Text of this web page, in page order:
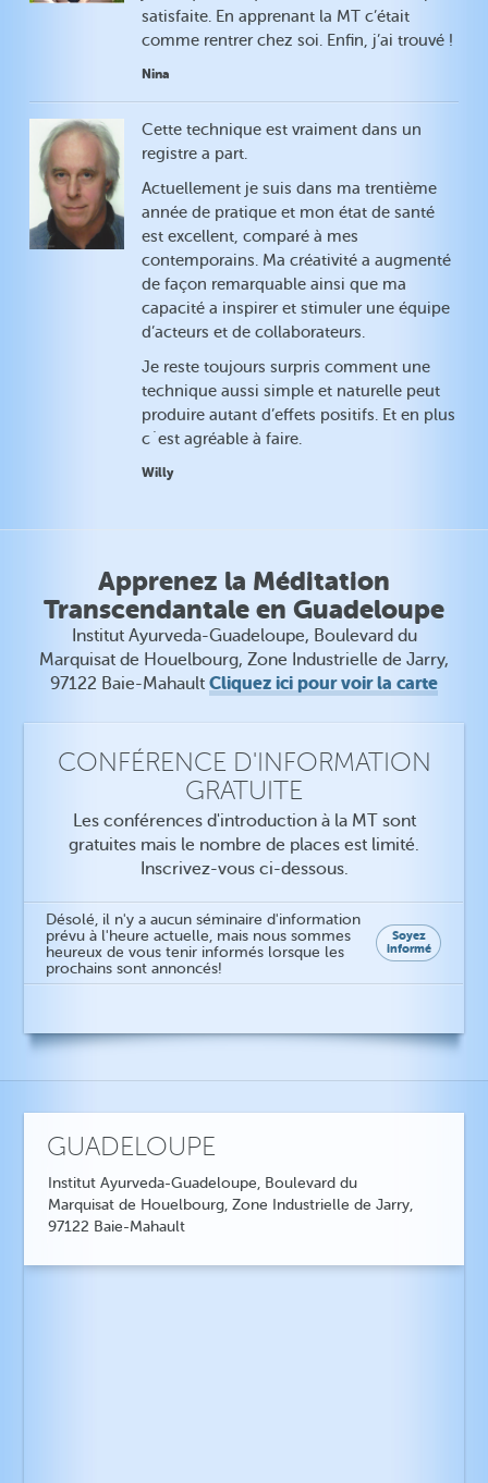
satisfaite. En apprenant la MT c’était
comme rentrer chez soi. Enfin, j’ai trouvé !
Nina
Cette technique est vraiment dans un
registre a part.
Actuellement je suis dans ma trentième
année de pratique et mon état de santé
est excellent, comparé à mes
contemporains. Ma créativité a augmenté
de façon remarquable ainsi que ma
capacité a inspirer et stimuler une équipe
d’acteurs et de collaborateurs.
Je reste toujours surpris comment une
technique aussi simple et naturelle peut
produire autant d’effets positifs. Et en plus
c`est agréable à faire.
Willy
Apprenez la Méditation
Transcendantale en Guadeloupe
Institut Ayurveda-Guadeloupe, Boulevard du
Marquisat de Houelbourg, Zone Industrielle de Jarry,
97122 Baie-Mahault Cliquez ici pour voir la carte
CONFÉRENCE D'INFORMATION
GRATUITE
Les conférences d'introduction à la MT sont
gratuites mais le nombre de places est limité.
Inscrivez-vous ci-dessous.
Désolé, il n'y a aucun séminaire d'information
prévu à l'heure actuelle, mais nous sommes
heureux de vous tenir informés lorsque les
prochains sont annoncés!
Soyez
informé
GUADELOUPE
Institut Ayurveda-Guadeloupe, Boulevard du
Marquisat de Houelbourg, Zone Industrielle de Jarry,
97122 Baie-Mahault